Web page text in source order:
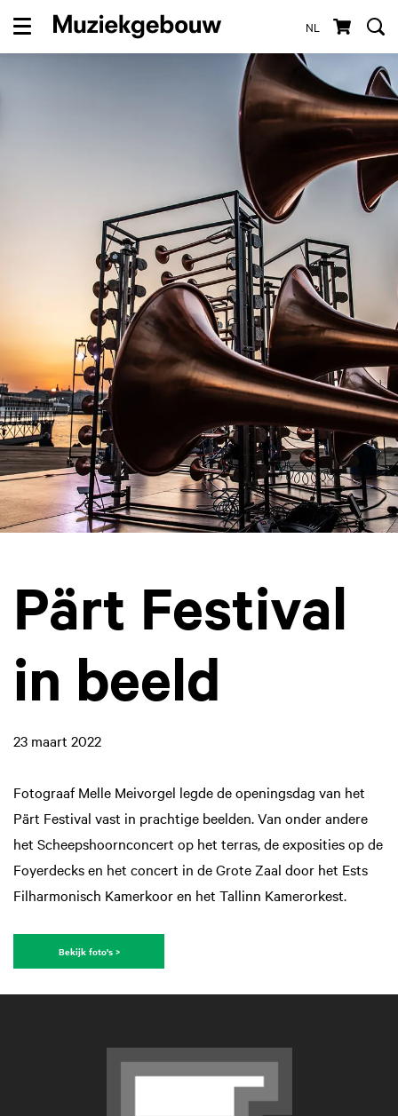
NL
Menu
Pärt Festival
in beeld
23 maart 2022
Fotograaf Melle Meivorgel legde de openingsdag van het
Pärt Festival vast in prachtige beelden. Van onder andere
het Scheepshoornconcert op het terras, de exposities op de
Foyerdecks en het concert in de Grote Zaal door het Ests
Filharmonisch Kamerkoor en het Tallinn Kamerorkest.
Bekijk foto's >